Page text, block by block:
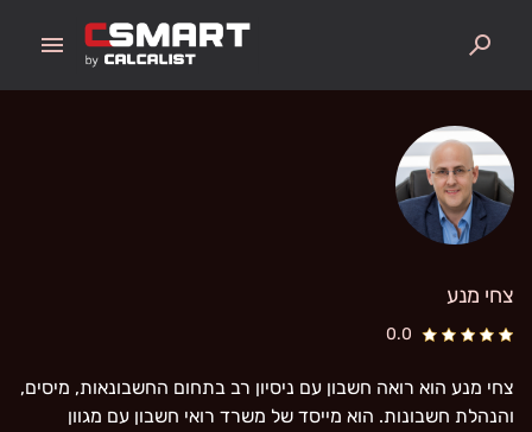
menu search
צחי מנע
0.0
צחי מנע הוא רואה חשבון עם ניסיון רב בתחום החשבונאות, מיסים,
והנהלת חשבונות. הוא מייסד של משרד רואי חשבון עם מגוון